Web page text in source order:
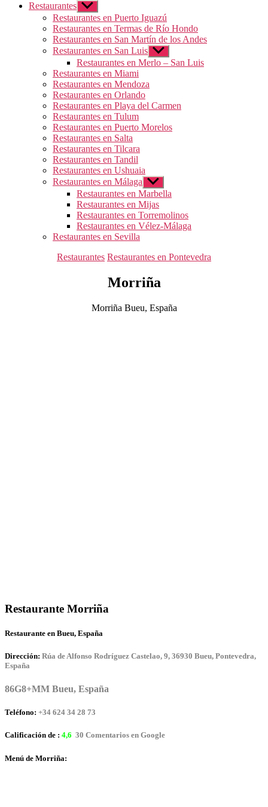
Restaurantes Mostrar
el
submenú
Restaurantes en Puerto Iguazú
Restaurantes en Termas de Río Hondo
Restaurantes en San Martín de los Andes
Restaurantes en San Luis Mostrar
el
submenú
Restaurantes en Merlo – San Luis
Restaurantes en Miami
Restaurantes en Mendoza
Restaurantes en Orlando
Restaurantes en Playa del Carmen
Restaurantes en Tulum
Restaurantes en Puerto Morelos
Restaurantes en Salta
Restaurantes en Tilcara
Restaurantes en Tandil
Restaurantes en Ushuaia
Restaurantes en Málaga Mostrar
el
submenú
Restaurantes en Marbella
Restaurantes en Mijas
Restaurantes en Torremolinos
Restaurantes en Vélez-Málaga
Restaurantes en Sevilla
Categorías
Restaurantes Restaurantes en Pontevedra
Morriña
Morriña Bueu, España
Restaurante Morriña
Restaurante en Bueu, España
Dirección: Rúa de Alfonso Rodríguez Castelao, 9, 36930 Bueu, Pontevedra,
España
86G8+MM Bueu, España
Teléfono: +34 624 34 28 73
Calificación de : 4,6 30 Comentarios en Google
Menú de Morriña: